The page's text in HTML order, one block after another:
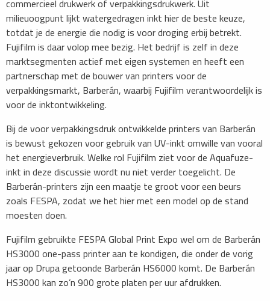
commercieel drukwerk of verpakkingsdrukwerk. Uit
milieuoogpunt lijkt watergedragen inkt hier de beste keuze,
totdat je de energie die nodig is voor droging erbij betrekt.
Fujifilm is daar volop mee bezig. Het bedrijf is zelf in deze
marktsegmenten actief met eigen systemen en heeft een
partnerschap met de bouwer van printers voor de
verpakkingsmarkt, Barberán, waarbij Fujifilm verantwoordelijk is
voor de inktontwikkeling.
Bij de voor verpakkingsdruk ontwikkelde printers van Barberán
is bewust gekozen voor gebruik van UV-inkt omwille van vooral
het energieverbruik. Welke rol Fujifilm ziet voor de Aquafuze-
inkt in deze discussie wordt nu niet verder toegelicht. De
Barberán-printers zijn een maatje te groot voor een beurs
zoals FESPA, zodat we het hier met een model op de stand
moesten doen.
Fujifilm gebruikte FESPA Global Print Expo wel om de Barberán
HS3000 one-pass printer aan te kondigen, die onder de vorig
jaar op Drupa getoonde Barberán HS6000 komt. De Barberán
HS3000 kan zo’n 900 grote platen per uur afdrukken.